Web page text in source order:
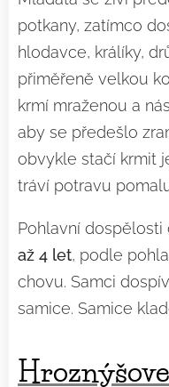
potkany, zatímco
hlodavce, králíky,
přiměřeně velkou
krmí mraženou a
aby se předešlo
obvykle stačí krmit
tráví potravu
Pohlavní
až 4 let, podle
chovu. Samci
samice. Samice